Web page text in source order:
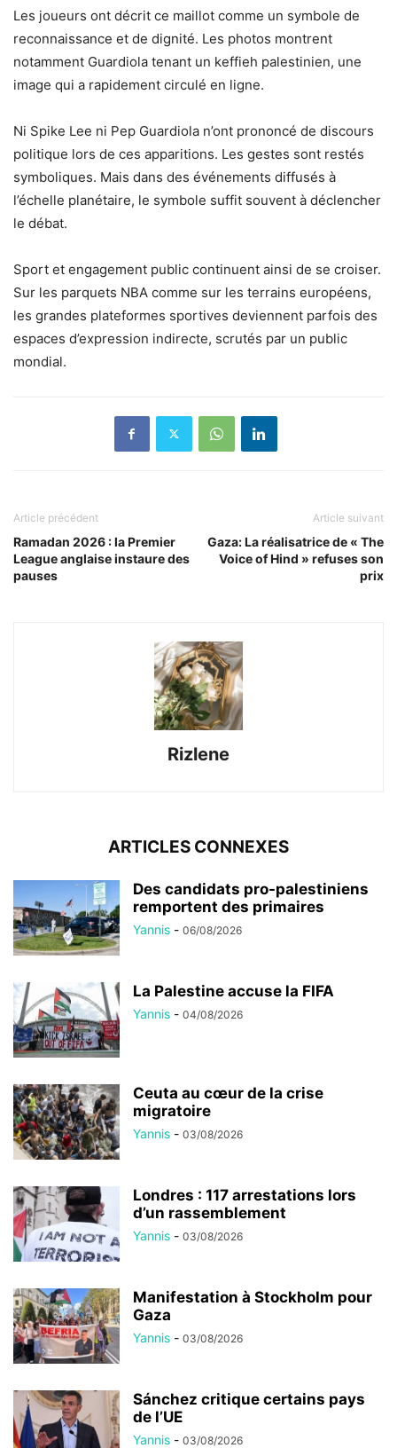
Les joueurs ont décrit ce maillot comme un symbole de
reconnaissance et de dignité. Les photos montrent
notamment Guardiola tenant un keffieh palestinien, une
image qui a rapidement circulé en ligne.
Ni Spike Lee ni Pep Guardiola n’ont prononcé de discours
politique lors de ces apparitions. Les gestes sont restés
symboliques. Mais dans des événements diffusés à
l’échelle planétaire, le symbole suffit souvent à déclencher
le débat.
Sport et engagement public continuent ainsi de se croiser.
Sur les parquets NBA comme sur les terrains européens,
les grandes plateformes sportives deviennent parfois des
espaces d’expression indirecte, scrutés par un public
mondial.
Article précédent
Ramadan 2026 : la Premier
League anglaise instaure des
pauses
Article suivant
Gaza: La réalisatrice de « The
Voice of Hind » refuses son
prix
Rizlene
ARTICLES CONNEXES
Des candidats pro-palestiniens
remportent des primaires
Yannis - 06/08/2026
La Palestine accuse la FIFA
Yannis - 04/08/2026
Ceuta au cœur de la crise
migratoire
Yannis - 03/08/2026
Londres : 117 arrestations lors
d’un rassemblement
Yannis - 03/08/2026
Manifestation à Stockholm pour
Gaza
Yannis - 03/08/2026
Sánchez critique certains pays
de l’UE
Yannis - 03/08/2026